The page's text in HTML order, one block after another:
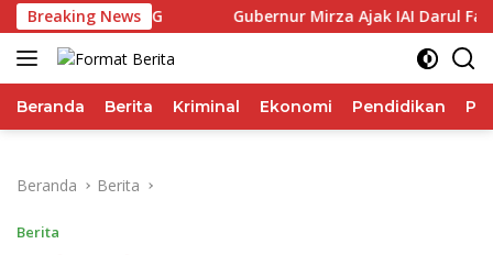
Langsung
ke
konten
Breaking News
IHSG Gubernur Mirza Ajak IAI Darul Fattah
Beranda Berita Kriminal Ekonomi Pendidikan
Beranda Berita
Berita